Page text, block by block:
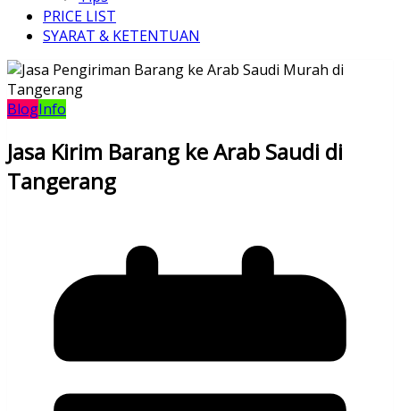
PRICE LIST
SYARAT & KETENTUAN
BlogInfo
Jasa Kirim Barang ke Arab Saudi di
Tangerang